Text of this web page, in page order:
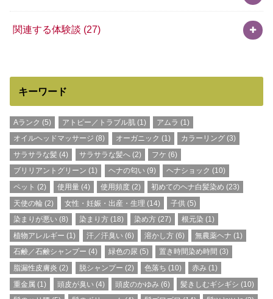
関連する体験談 (27)
キーワード
Aランク (5) アトピー／トラブル肌(1) アムラ (1)
オイルヘッドマッサージ (8) オーガニック (1) カラーリング(3)
サラサラな髪 (4) サラサラな髪へ(2) フケ (6)
ブリリアントグリーン (1) ヘナの匂い(9) ヘナショック (10)
ペット (2) 使用量(4) 使用頻度(2) 初めてのヘナ白髪染め (23)
天使の輪 (2) 女性・妊娠・出産・生理 (14) 子供(5)
染まりが悪い (8) 染まり方(18) 染め方(27) 根元染 (1)
植物アレルギー (1) 汗／汗臭い(6) 溶かし方(6) 無農薬ヘナ (1)
石鹸／石鹸シャンプー (4) 緑色の尿 (5) 置き時間染め時間 (3)
脂漏性皮膚炎 (2) 脱シャンプー (2) 色落ち (10) 赤み (1)
重金属 (1) 頭皮が臭い(4) 頭皮のかゆみ (6) 髪きしむギシギシ (10)